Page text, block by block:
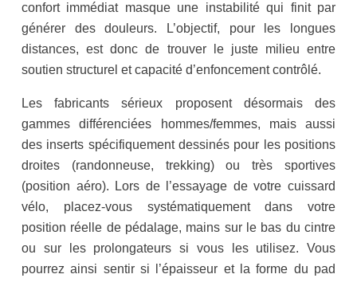
confort immédiat masque une instabilité qui finit par
générer des douleurs. L’objectif, pour les longues
distances, est donc de trouver le juste milieu entre
soutien structurel et capacité d’enfoncement contrôlé.
Les fabricants sérieux proposent désormais des
gammes différenciées hommes/femmes, mais aussi
des inserts spécifiquement dessinés pour les positions
droites (randonneuse, trekking) ou très sportives
(position aéro). Lors de l’essayage de votre cuissard
vélo, placez-vous systématiquement dans votre
position réelle de pédalage, mains sur le bas du cintre
ou sur les prolongateurs si vous les utilisez. Vous
pourrez ainsi sentir si l’épaisseur et la forme du pad